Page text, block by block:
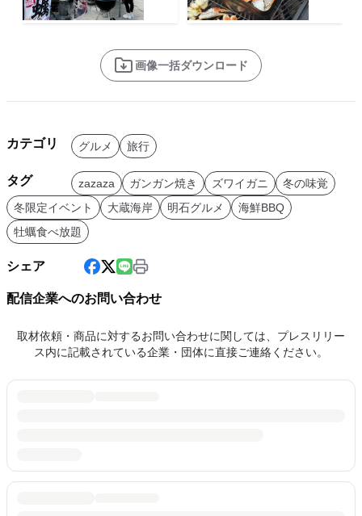
画像一括ダウンロード
カテゴリ グルメ 旅行
タグ zazaza ガンガン焼き ズワイガニ
冬の味覚
冬限定イベント
大蔵海岸 明石グルメ
海鮮BBQ
牡蠣食べ放題
シェア
配信企業へのお問い合わせ
取材依頼・商品に対するお問い合わせに関しては、プレスリリー
ス内に記載されている企業・団体に直接ご連絡ください。